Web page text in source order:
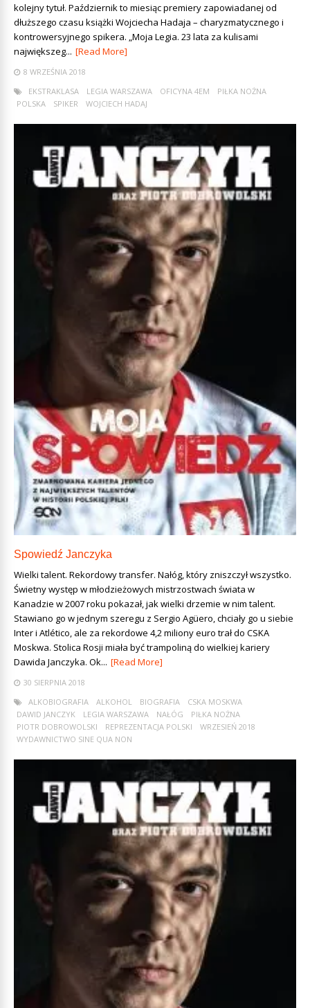
kolejny tytuł. Październik to miesiąc premiery zapowiadanej od
dłuższego czasu książki Wojciecha Hadaja – charyzmatycznego i
kontrowersyjnego spikera. „Moja Legia. 23 lata za kulisami
największeg... [Read More]
8 WRZEŚNIA 2018
EKSTRAKLASA
LEGIA WARSZAWA OFICYNA 4EM
PIŁKA NOŻNA
POLSKA
SPIKER WOJCIECH HADAJ
Spowiedź Janczyka
Wielki talent. Rekordowy transfer. Nałóg, który zniszczył wszystko.
Świetny występ w młodzieżowych mistrzostwach świata w
Kanadzie w 2007 roku pokazał, jak wielki drzemie w nim talent.
Stawiano go w jednym szeregu z Sergio Agüero, chciały go u siebie
Inter i Atlético, ale za rekordowe 4,2 miliony euro trafił do CSKA
Moskwa. Stolica Rosji miała być trampoliną do wielkiej kariery
Dawida Janczyka. Ok... [Read More]
30 SIERPNIA 2018
ALKOBIOGRAFIA
ALKOHOL BIOGRAFIA
CSKA MOSKWA
DAWID JANCZYK
LEGIA WARSZAWA NAŁÓG
PIŁKA NOŻNA
PIOTR DOBROWOLSKI
REPREZENTACJA POLSKI
WRZESIEŃ 2018
WYDAWNICTWO SINE QUA NON